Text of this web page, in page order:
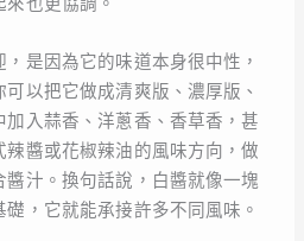
也更協調。
是因為它的味道本身很中性，
以把它做成清爽版、濃厚版、
入蒜香、洋蔥香、香草香，甚
辣醬或花椒辣油的風味方向，做
醬汁。換句話說，白醬就像一塊
，它就能承接許多不同風味。